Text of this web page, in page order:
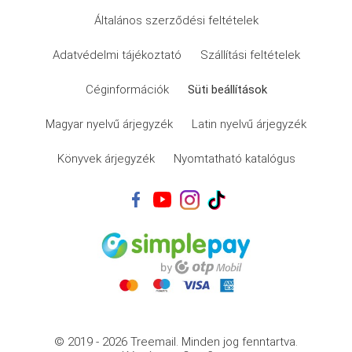
Általános szerződési feltételek
Adatvédelmi tájékoztató Szállítási feltételek
Céginformációk Süti beállítások
Magyar nyelvű árjegyzék Latin nyelvű árjegyzék
Könyvek árjegyzék Nyomtatható katalógus
© 2019 - 2026 Treemail. Minden jog fenntartva.